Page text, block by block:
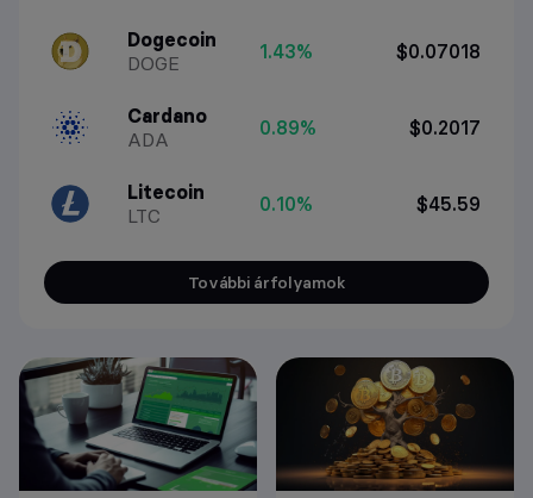
Dogecoin
DOGE
1.43% $0.07018
Cardano
ADA
0.89% $0.2017
Litecoin
LTC
0.10% $45.59
További árfolyamok